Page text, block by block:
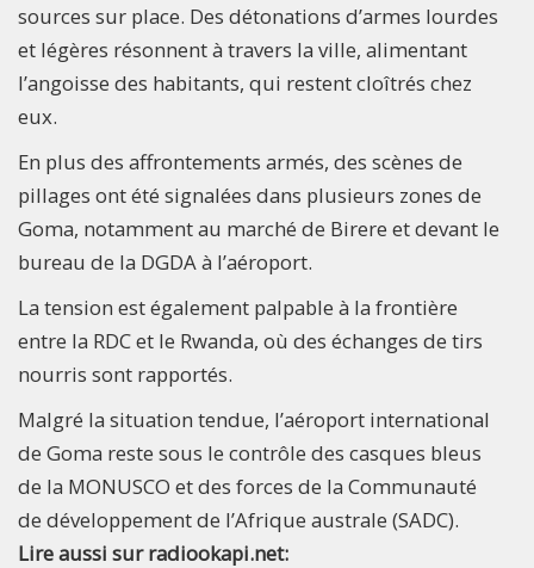
sources sur place. Des détonations d’armes lourdes
et légères résonnent à travers la ville, alimentant
l’angoisse des habitants, qui restent cloîtrés chez
eux.
En plus des affrontements armés, des scènes de
pillages ont été signalées dans plusieurs zones de
Goma, notamment au marché de Birere et devant le
bureau de la DGDA à l’aéroport.
La tension est également palpable à la frontière
entre la RDC et le Rwanda, où des échanges de tirs
nourris sont rapportés.
Malgré la situation tendue, l’aéroport international
de Goma reste sous le contrôle des casques bleus
de la MONUSCO et des forces de la Communauté
de développement de l’Afrique australe (SADC).
Lire aussi sur radiookapi.net: